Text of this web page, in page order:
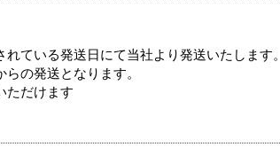
ている発送日にて当社より発送いたします。
の発送となります。
ただけます